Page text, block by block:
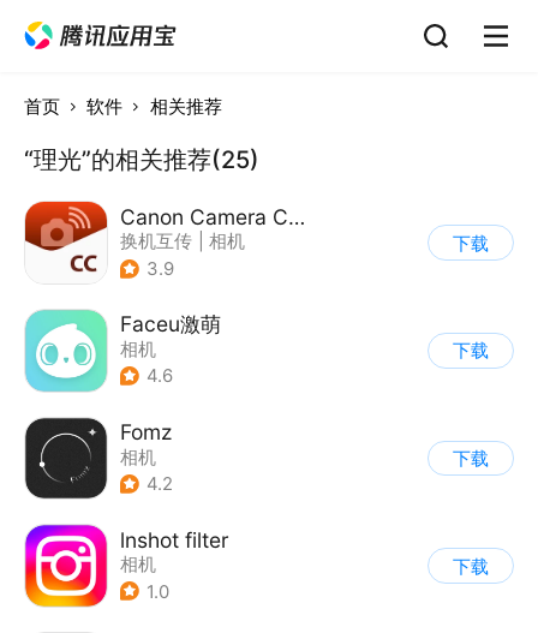
首页 软件 相关推荐
“理光”的相关推荐(25)
Canon Camera Connect
换机互传
相机
3.9
下载
Faceu激萌
相机
4.6
下载
Fomz
相机
4.2
下载
lnshot filter
相机
1.0
下载